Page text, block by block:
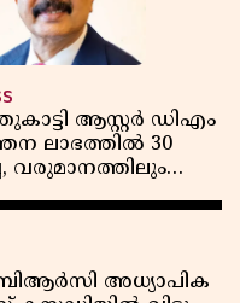
ആസ്റ്റർ ഡിഎം
ലാഭത്തിൽ 30
വരുമാനത്തിലും
അധ്യാപിക